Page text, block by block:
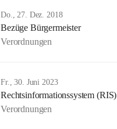
Do., 27. Dez. 2018
Bezüge Bürgermeister
Verordnungen
Fr., 30. Juni 2023
Rechtsinformationssystem (RIS)
Verordnungen